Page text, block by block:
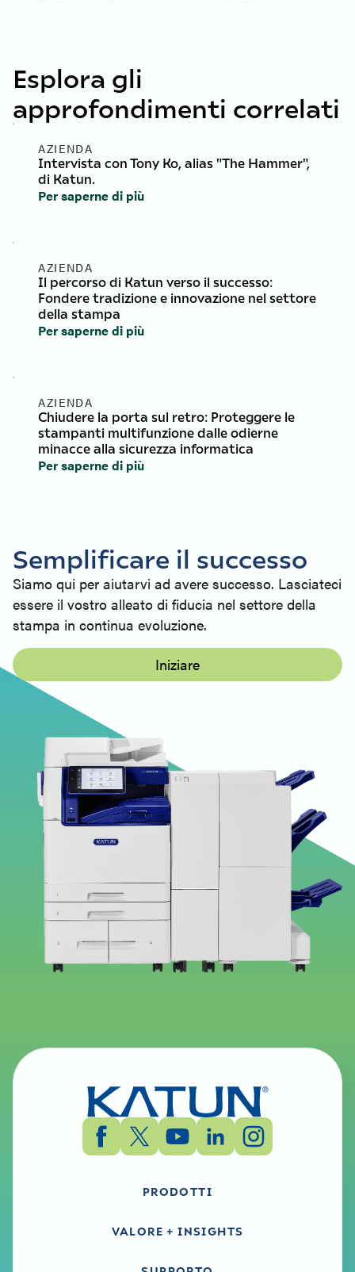
Esplora gli
approfondimenti correlati
AZIENDA
Intervista con Tony Ko, alias "The Hammer",
di Katun.
Per saperne di più
AZIENDA
Il percorso di Katun verso il successo:
Fondere tradizione e innovazione nel settore
della stampa
Per saperne di più
AZIENDA
Chiudere la porta sul retro: Proteggere le
stampanti multifunzione dalle odierne
minacce alla sicurezza informatica
Per saperne di più
Semplificare il successo
Siamo qui per aiutarvi ad avere successo. Lasciateci
essere il vostro alleato di fiducia nel settore della
stampa in continua evoluzione.
Iniziare
PRODOTTI
VALORE + INSIGHTS